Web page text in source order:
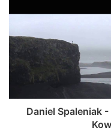
Daniel Spaleniak